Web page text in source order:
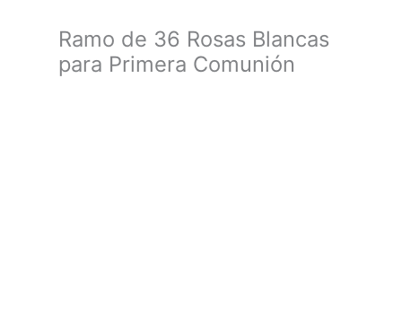
Ramo de 36 Rosas Blancas
para Primera Comunión